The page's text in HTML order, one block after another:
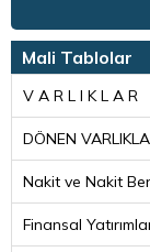
Mali Tablolar
V A R L I K L A R
DÖNEN
Nakit ve Nakit
Finansal